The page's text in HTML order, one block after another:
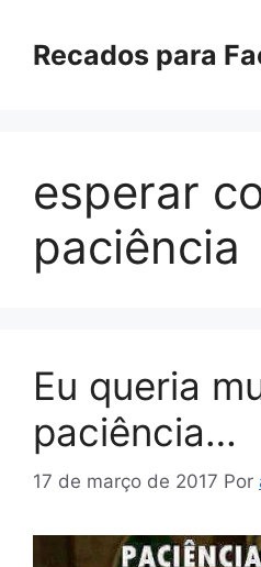
paraRecados para
esperar
paciência
Eu queria
paciência…
17 de março de 2017 Por